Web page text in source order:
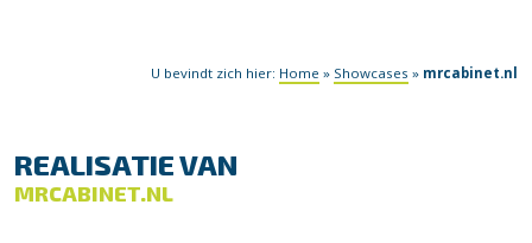
U bevindt zich hier: Home » Showcases » mrcabinet.nl
REALISATIE VAN
MRCABINET.NL